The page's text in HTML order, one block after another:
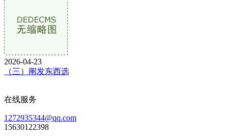
2026-04-23
（三）阐发东西选
在线服务
1272935344@qq.com
15630122398